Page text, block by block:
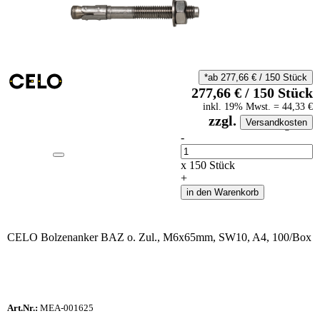
auf Anfrageliste
-
Anzahl
x 150 Stück
+
in den Warenkorb
*ab 277,66 €/ 150 Stück
277,66 €/ 150 Stück
inkl. 19% Mwst. = 44,33 €
zzgl. Versandkosten
CELO Bolzenanker BAZ o. Zul., M6x65mm, SW10, A4, 100/Box
Art.Nr.: MEA-001625